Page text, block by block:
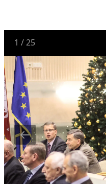
1 /25